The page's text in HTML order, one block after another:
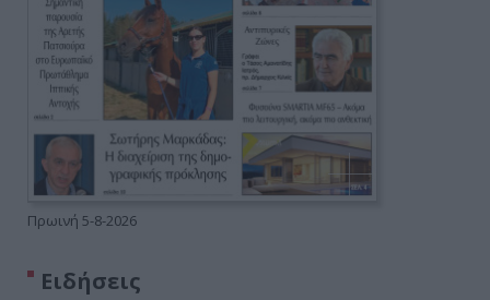
Πρωινή 5-8-2026
Ειδήσεις